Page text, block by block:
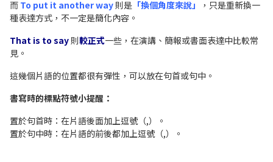
而 To put it another way則是 「換個角度來說」
，只是重新換一
種表達方式，不一定是簡化內容。
That is to say則較正式一些，在演講、簡報或書面表達中比較常
見。
這幾個片語的位置都很有彈性，可以放在句首或句中。
書寫時的標點符號小提醒：
置於句首時：在片語後面加上逗號（,）。
置於句中時：在片語的前後都加上逗號（,）。